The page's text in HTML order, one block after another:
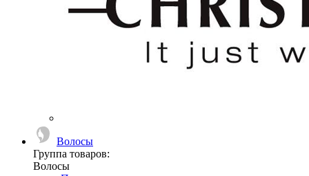
Волосы
Группа товаров:
Волосы